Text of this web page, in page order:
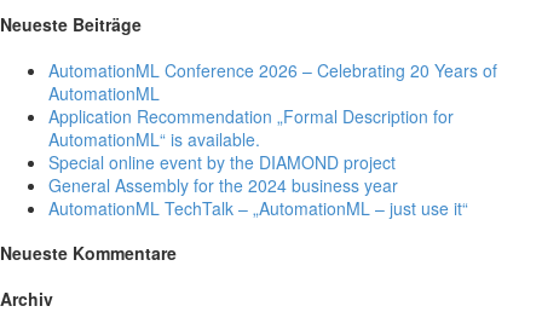
Neueste Beiträge
AutomationML Conference 2026 – Celebrating 20 Years of
AutomationML
Application Recommendation „Formal Description for
AutomationML“ is available.
Special online event by the DIAMOND project
General Assembly for the 2024 business year
AutomationML TechTalk – „AutomationML – just use it“
Neueste Kommentare
Archiv